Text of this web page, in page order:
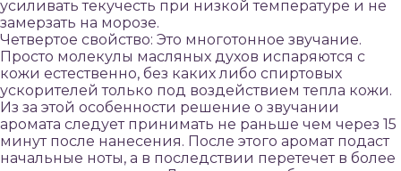
усиливать текучесть при низкой температуре и не
замерзать на морозе.
Четвертое свойство: Это многотонное звучание.
Просто молекулы масляных духов испаряются с
кожи естественно, без каких либо спиртовых
ускорителей только под воздействием тепла кожи.
Из за этой особенности решение о звучании
аромата следует принимать не раньше чем через 15
минут после нанесения. После этого аромат подаст
начальные ноты, а в последствии перетечет в более